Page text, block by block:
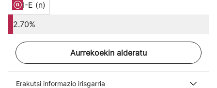
I-E (n)
2.70%
Aurrekoekin alderatu
Erakutsi informazio irisgarria